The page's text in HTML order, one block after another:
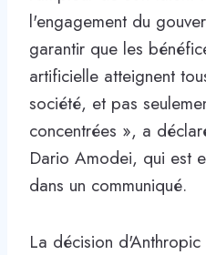
l'engagement du
garantir que les
artificielle atteignent
société, et pas
concentrées », a
Dario Amodei, qui est
dans un communiqué.
La décision